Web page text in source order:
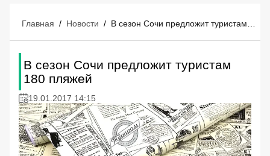
Главная / Новости /
В сезон Сочи предложит туристам
180 пляжей
19.01.2017 14:15